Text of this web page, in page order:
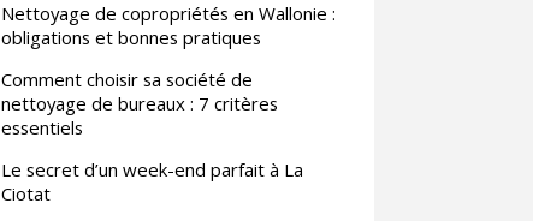
Nettoyage de copropriétés en Wallonie :
obligations et bonnes pratiques
Comment choisir sa société de
nettoyage de bureaux : 7 critères
essentiels
Le secret d’un week-end parfait à La
Ciotat